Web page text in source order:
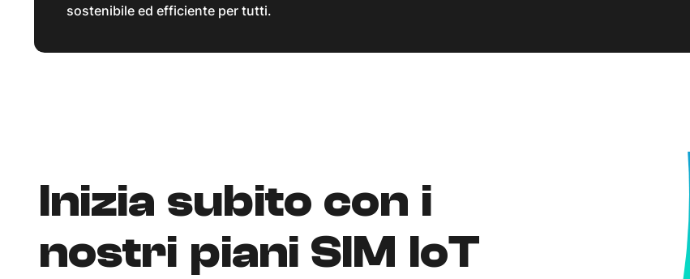
sostenibile ed efficiente per tutti.
Inizia subito con i
nostri piani SIM IoT